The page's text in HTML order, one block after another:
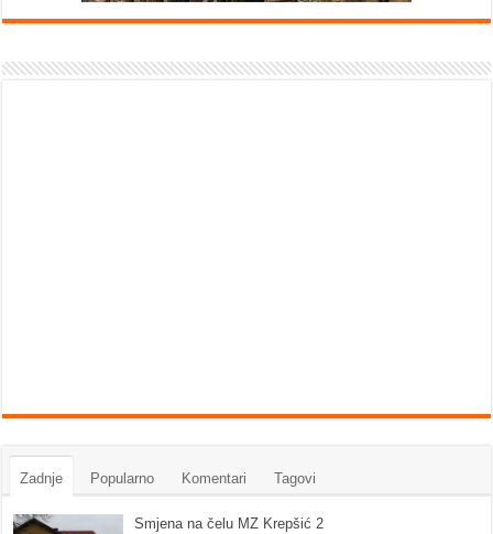
Zadnje Popularno Komentari Tagovi
Smjena na čelu MZ Krepšić 2